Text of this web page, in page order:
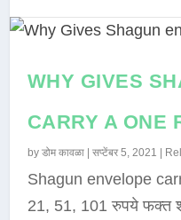
WHY GIVES
CARRY A ONE
by डोम कावळा| सप्टेंबर 5, 2021
Shagun envelope
21, 51, 101 रुपये फक्त